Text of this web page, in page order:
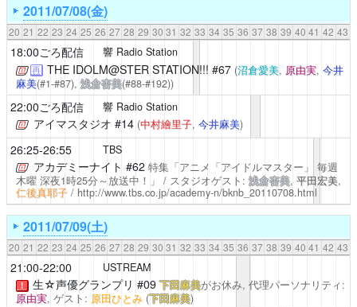
2011/07/08(金)
20 21 22 23 24 25 26 27 28 29 30 31 32 33 34 35 36 37 38 39 40 41 42 43
18:00ごろ配信 響 Radio Station
再 THE IDOLM@STER STATION!!! #67 (沼倉愛美, 原由実, 今井
麻美(#1-#87),浅倉杏美(#88-#192))
22:00ごろ配信 響 Radio Station
アイマスタジオ #14 (中村繪里子, 今井麻美)
26:25-26:55 TBS
アカデミーナイト #62 特集「アニメ「アイドルマスター」 毎週
木曜 深夜1時25分～放送中！」 / スタジオゲスト:浅倉杏美, 平田宏美,
仁後真耶子/ http://www.tbs.co.jp/academy-n/bknb_20110708.html
2011/07/09(土)
20 21 22 23 24 25 26 27 28 29 30 31 32 33 34 35 36 37 38 39 40 41 42 43
21:00-22:00 USTREAM
！ 生☆声優グランプリ #09下田麻美がお休み, 代理パーソナリティ:
原由実, ゲスト: 原田ひとみ (下田麻美)